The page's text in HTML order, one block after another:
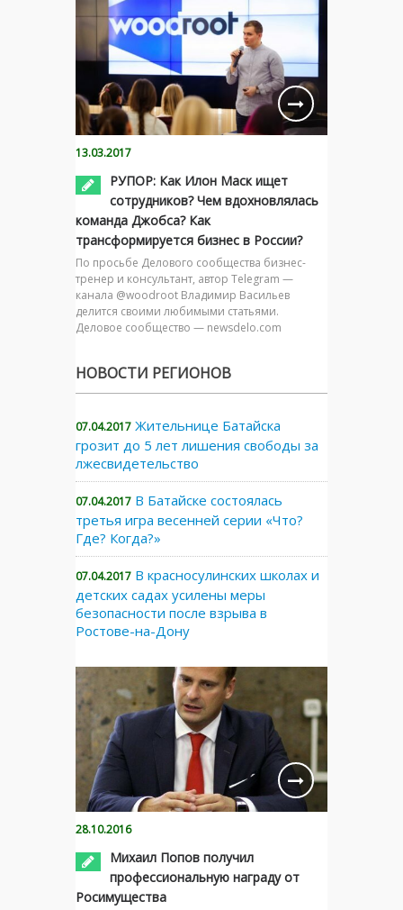
13.03.2017
РУПОР: Как Илон Маск ищет
сотрудников? Чем вдохновлялась
команда Джобса? Как
трансформируется бизнес в России?
По просьбе Делового сообщества бизнес-
тренер и консультант, автор Telegram —
канала @woodroot Владимир Васильев
делится своими любимыми статьями.
Деловое сообщество — newsdelo.com
НОВОСТИ РЕГИОНОВ
07.04.2017 Жительнице Батайска
грозит до 5 лет лишения свободы за
лжесвидетельство
07.04.2017 В Батайске состоялась
третья игра весенней серии «Что?
Где? Когда?»
07.04.2017 В красносулинских школах и
детских садах усилены меры
безопасности после взрыва в
Ростове-на-Дону
28.10.2016
Михаил Попов получил
профессиональную награду от
Росимущества